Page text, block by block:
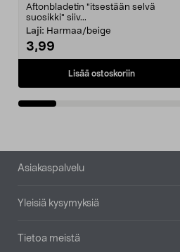
Aftonbladetin "itsestään selvä
suosikki" siiv...
Laji: Harmaa/beige
3,99
Lisää ostoskoriin
Alatunniste
Asiakaspalvelu
Yleisiä kysymyksiä
Tietoa meistä